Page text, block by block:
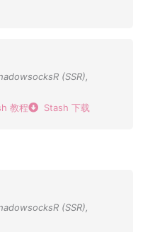
(SSR),
教程 Stash 下载
(SSR),